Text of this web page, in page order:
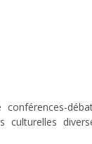
culturelles